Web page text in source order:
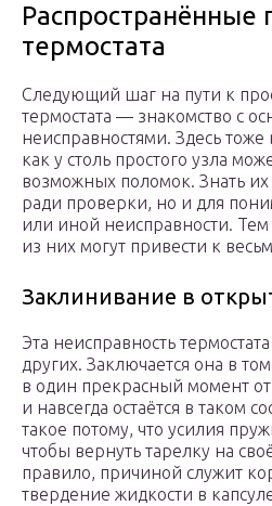
Распространённые
термостата
Следующий шаг на пути к
термостата — знакомство с
неисправностями. Здесь тоже
как у столь простого узла
возможных поломок. Знать их
ради проверки, но и для
или иной неисправности.
из них могут привести к
Заклинивание в
Эта неисправность
других. Заключается она в
в один прекрасный момент
и навсегда остаётся в таком
такое потому, что усилия
чтобы вернуть тарелку на
правило, причиной служит
твердение жидкости в